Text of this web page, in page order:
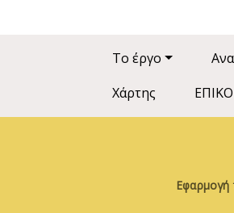
Main
Το έργο
Χάρτης
Εφαρμογή